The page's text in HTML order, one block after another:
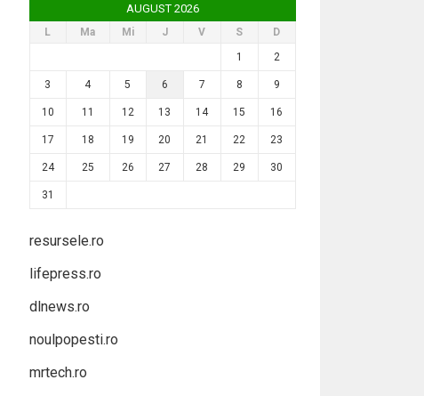
AUGUST 2026
L Ma Mi J V S
D
1
2
3 4 5 6 7 8 9
10 11 12 13 14 15 16
17 18 19 20 21 22 23
24 25 26 27 28 29 30
31
resursele.ro
lifepress.ro
dlnews.ro
noulpopesti.ro
mrtech.ro